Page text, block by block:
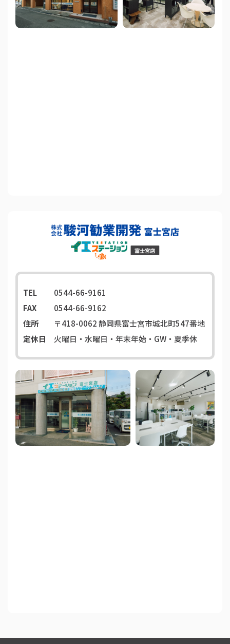
TEL
0544-66-9161
FAX
0544-66-9162
住所
〒418-0062静岡県富士宮市城北町547番地
定休日
火曜日・水曜日・年末年始・GW・夏季休